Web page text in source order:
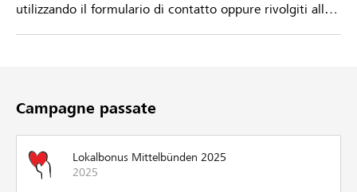
utilizzando il formulario di contatto oppure rivolgiti alla
Campagne passate
Lokalbonus Mittelbünden 2025
2025